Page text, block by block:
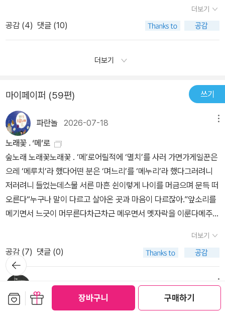
장바구니 구매하기
쪽) 티타의 어머니 마마 엘레나는 티타를 억누르는 감시자이자 억압
자이다. 크고 강하다. 그런 어머니에게 억눌려진 티타는 마법적인 요
리를 통해 해방을 꿈꾼다. 사람들은 티타가 만든 음식을 먹고 타오르
라와 결혼할 때에는 티타가 만든 음식이 신랑신부를 포함 하객들 전
되고 있다. 언니 헤르트루디스는, 티타가 페드로에게 받은 장미꽃으
로 요리한 음식을 먹고 온몸에서 장미향을 풍기며 알몸으로 벌판으로
달려나간다. 열에 들떠 장미향을 풍기며 달려오는 헤르트루디스를 혁
명군 장교가 말에 태워 떠난다. 황당하다고 할 수 있는 이 장면을 책에
서 얼마나 꿈같이 아름답게 그려놓았는지. 하지만 그 후에 창녀촌에
서 살게 된 헤르트루디스를 타락한 비운의 주인공으로 그리지 않았다
는 것이 나는 더 마음에 들었다. 헤르트루디스는 책의 말미에서는 혁
명군의 여대장으로 등장하여, 페드로와 존브라운 박사 사이에서 괴로
워하는 티타에게 훌륭한 조언을 해주는 씩씩하고 밝고 건강한 인물로
인상적이었지만 난 존 브라운 박사의 따뜻하고 편안한 사랑도 좋았
다. 이건 분명 내가 나이 들고 늙었다는 증거라고 볼 수 있을 텐데, 아
무튼 브라운 박사는 지적이고 합리적이고 이성적인 인물로 그려진다.
마마 엘레나가 규범과 관습의 폭력적인 잣대를 들이대는 것과는 엄연
히 다른, 이해와 관용의 따뜻함이다. 책을 읽으면서 마마엘레나와 존
브라운 박사를 비교하지 않을 수 없었는데, 생각해보니 나는 자주 이
결혼이 나를 갈기갈기 찢어놨어도 나는 당신한테 결혼하지 말라고 안
했어요. 당신은 당신 삶을 살았어요. 그러니 이제 나도 내 삶을 살 수
언니 결혼했는지 잘 알잖아요. 하지만 다 부질없는 짓이었어요.이제
참 일찍도 생각하시네요. 이젠 다 지나간 일 이에요. 제발 부탁인데 이
제는 제발 내삶에 끼어들지 말아요. 그리고 언니도 들을 수 있으니 지
금 한 말은 다시는 하지 마세요. 이 집안에는 더 이상 불행한 사람이
생기는 건 원치 않아요. 그만 실례하겠어요!.... 아,그리고 다음에 또
사랑에 빠지게 되거든절대 그렇게 겁쟁이는 되지 마세요!˝157~158
p˝당신이 해야 할 일은 그를 식사에 초대하는게 아니라, 당신이 내 아
기를 가졌기 때문에그와 결혼하지 않을 거라고 말하는 거요.˝˝그렇게
얘기할 순 없어요. 페드로.˝˝뭐라고? 그 잘난 박사님의 마음을 아프게
할까봐 두렵소?˝˝두려운 게 아니예요. 존을 그런 식으로 대하는 건 부
당해요. 저는 그를 존경해요. 존에게얘기하기에는 가장 적당한 때를
기다리겠어요.˝˝당신이 하지 않는다면 내가 직접 하겠소.˝ ˝안돼요.
가 난 임신하지도 않았어요.˝˝뭐라고? 그게 무슨 말이오?˝˝임신인 줄
알았는데 생리 불순이었어요. 하지만 이제는 괜찮아졌어요.˝˝그런 거
였군? 이제야 당신이 왜 이러는지알겠어. 당신은 내 곁에 남을지, 존
과 결혼을할지를 놓고 저울질하고 있기 때문에 존에게말할 수 없는
다 고칠 수 있는 만병통치 소꼬리 수프. --------------------------
------------------------------------------ 이 이야기에는 양파
깔 때 나오는 눈물이 있고, 마녀같은 엄마가 있고, 사랑을 가로채는 언
니가 있고, 티타를 배신하는 겁쟁이 ‘그’ 가 있다. 정열의 화신으로 달
정력을 소진시켜버리는 여대장 헤르트루디스가 있고, 부엌신, 못된
엄마 말고 티타를 길러준 사랑하는 엄마, 현명한 엄마, 냄비가 끓는 수
프를 알아주듯이 티타를 알아주는 나차가 있다. 책 속에 빠져들고, 티
타의 눈물에 빠져들고, 보이기 위한 인생의 드라마 속의 눈물이 아니
라 솔직하고 거리낌 없는 터져나오는 눈물이다. 티타의 사랑에 활활
타오르며, 멕시코 어느 곳 막내딸로 태어나서 사랑도 결혼도 허락되
지 않은채 그녀의 심장의 불꽃에 찬물을 끼얹는 파괴주의자 마마 엘
레나를 돌보며 살아가는 티타의 부엌에서 나는 헤매인다. 죽을만치
슬프다가 열받는다. 강렬하다. 원색적이다. 후련하다. 코가 시큰할 정
도로 맵다. 다 타서 재가 되었다. 해피 앤딩. 내가 본 가장 섹시한 소
더보기
공감 (4) 댓글 (10)
더보기
마이페이퍼 (59편) 쓰기
파란놀 2026-07-18
노래꽃 . ‘메’로
숲노래 노래꽃노래꽃 . ‘메’로어릴적에 ‘멸치’를 사러 가면가게일꾼은
으레 ‘메루치’라 했다어떤 분은 ‘며느리’를 ‘메누리’라 했다그러려니
저러려니 들었는데스물 서른 마흔 쉰이렇게 나이를 머금으며 문득 떠
오른다“누구나 말이 다르고 살아온 곳과 마음이 다르잖아.”앞소리를
메기면서 느긋이 머무른다차근차근 메우면서 멧자락을 이룬다메주를
더보기
공감 (7) 댓글 (0)
cazz2026-01-24
사람들은 각자 살아가기 위해 자신의 불꽃을 일으켜줄 ...
뒤로가
기